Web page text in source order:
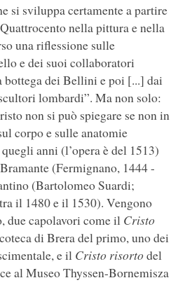
si sviluppa certamente a partire
nella pittura e nella
una riflessione sulle
e dei suoi collaboratori
bottega dei Bellini e poi [...] dai
lombardi”. Ma non solo:
non si può spiegare se non in
corpo e sulle anatomie
anni (l’opera è del 1513)
(Fermignano, 1444 -
(Bartolomeo Suardi;
il 1480 e il 1530). Vengono
due capolavori come il Cristo
di Brera del primo, uno dei
e il Cristo risortodel
al Museo Thyssen-Bornemisza